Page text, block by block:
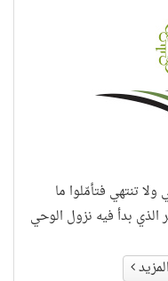
تنتهي فتأمّلوا ما
بدأ فيه نزول الوحي
المزيد